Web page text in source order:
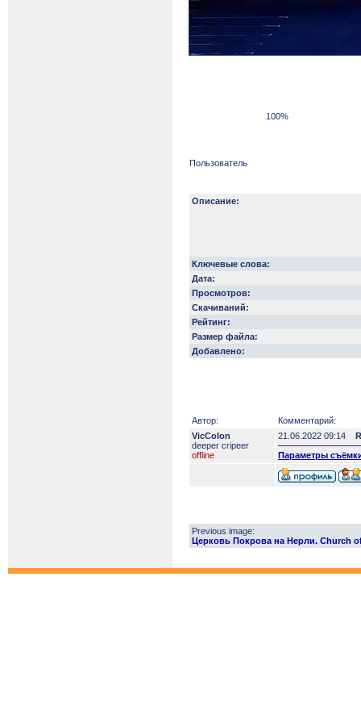
100%
Пользователь
Описание:
Ключевые слова:
Дата:
Просмотров:
Скачиваний:
Рейтинг:
Размер файла:
Добавлено:
Автор:
Комментарий:
VicColon
deeper сripeer
offline
21.06.2022 09:14
Параметры
Previous image:
Церковь Покрова на Нерли. Church